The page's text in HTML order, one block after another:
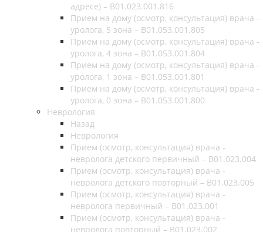
адресе) – B01.023.001.816
Прием на дому (осмотр, консультация) врача -
уролога, 5 зона – B01.053.001.805
Прием на дому (осмотр, консультация) врача -
уролога, 4 зона – B01.053.001.804
Прием на дому (осмотр, консультация) врача -
уролога, 1 зона – B01.053.001.801
Прием на дому (осмотр, консультация) врача -
уролога, 0 зона – B01.053.001.800
Неврология
Назад
Неврология
Прием (осмотр, консультация) врача -
невролога детского первичный – B01.023.004
Прием (осмотр, консультация) врача -
невролога детского повторный – B01.023.005
Прием (осмотр, консультация) врача -
невролога первичный – B01.023.001
Прием (осмотр, консультация) врача -
невролога повторный – B01.023.002